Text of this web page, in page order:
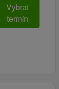
Vybrat
termín